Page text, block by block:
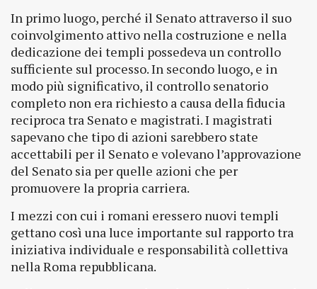
In primo luogo, perché il Senato attraverso il suo
coinvolgimento attivo nella costruzione e nella
dedicazione dei templi possedeva un controllo
sufficiente sul processo. In secondo luogo, e in
modo più significativo, il controllo senatorio
completo non era richiesto a causa della fiducia
reciproca tra Senato e magistrati. I magistrati
sapevano che tipo di azioni sarebbero state
accettabili per il Senato e volevano l’approvazione
del Senato sia per quelle azioni che per
promuovere la propria carriera.
I mezzi con cui i romani eressero nuovi templi
gettano così una luce importante sul rapporto tra
iniziativa individuale e responsabilità collettiva
nella Roma repubblicana.